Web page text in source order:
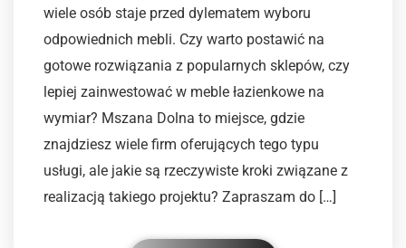
wiele osób staje przed dylematem wyboru
odpowiednich mebli. Czy warto postawić na
gotowe rozwiązania z popularnych sklepów, czy
lepiej zainwestować w meble łazienkowe na
wymiar? Mszana Dolna to miejsce, gdzie
znajdziesz wiele firm oferujących tego typu
usługi, ale jakie są rzeczywiste kroki związane z
realizacją takiego projektu? Zapraszam do […]